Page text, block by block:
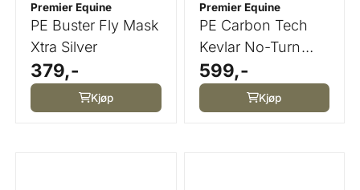
Premier Equine
PE Buster Fly Mask
Xtra Silver
379,-
Kjøp
Premier Equine
PE Carbon Tech
Kevlar No-Turn
Over Reach Boots
599,-
Kjøp